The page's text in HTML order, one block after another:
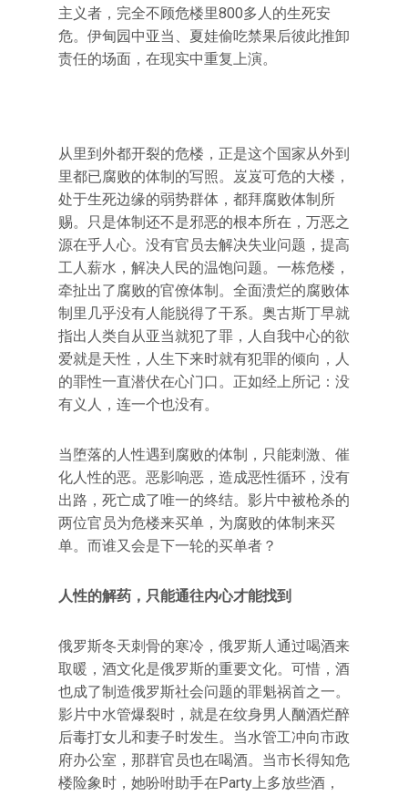
主义者，完全不顾危楼里800多人的生死安
危。伊甸园中亚当、夏娃偷吃禁果后彼此推卸
责任的场面，在现实中重复上演。
从里到外都开裂的危楼，正是这个国家从外到
里都已腐败的体制的写照。岌岌可危的大楼，
处于生死边缘的弱势群体，都拜腐败体制所
赐。只是体制还不是邪恶的根本所在，万恶之
源在乎人心。没有官员去解决失业问题，提高
工人薪水，解决人民的温饱问题。一栋危楼，
牵扯出了腐败的官僚体制。全面溃烂的腐败体
制里几乎没有人能脱得了干系。奥古斯丁早就
指出人类自从亚当就犯了罪，人自我中心的欲
爱就是天性，人生下来时就有犯罪的倾向，人
的罪性一直潜伏在心门口。正如经上所记：没
有义人，连一个也没有。
当堕落的人性遇到腐败的体制，只能刺激、催
化人性的恶。恶影响恶，造成恶性循环，没有
出路，死亡成了唯一的终结。影片中被枪杀的
两位官员为危楼来买单，为腐败的体制来买
单。而谁又会是下一轮的买单者？
人性的解药，只能通往内心才能找到
俄罗斯冬天刺骨的寒冷，俄罗斯人通过喝酒来
取暖，酒文化是俄罗斯的重要文化。可惜，酒
也成了制造俄罗斯社会问题的罪魁祸首之一。
影片中水管爆裂时，就是在纹身男人酗酒烂醉
后毒打女儿和妻子时发生。当水管工冲向市政
府办公室，那群官员也在喝酒。当市长得知危
楼险象时，她吩咐助手在Party上多放些酒，